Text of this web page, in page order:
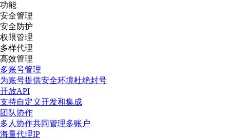
功能
安全管理
安全防护
权限管理
多样代理
高效管理
多账号管理
为账号提供安全环境杜绝封号
开放API
支持自定义开发和集成
团队协作
多人协作共同管理多账户
海量代理IP